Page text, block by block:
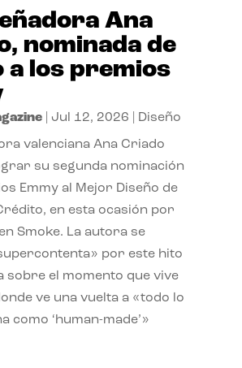
Ana
nominada de
a los premios
| Jul 12, 2026 Diseño
valenciana Ana Criado
su segunda nominación
Emmy al Mejor Diseño de
en esta ocasión por
Smoke. La autora se
por este hito
sobre el momento que vive
ve una vuelta a «todo lo
como ‘human-made’»